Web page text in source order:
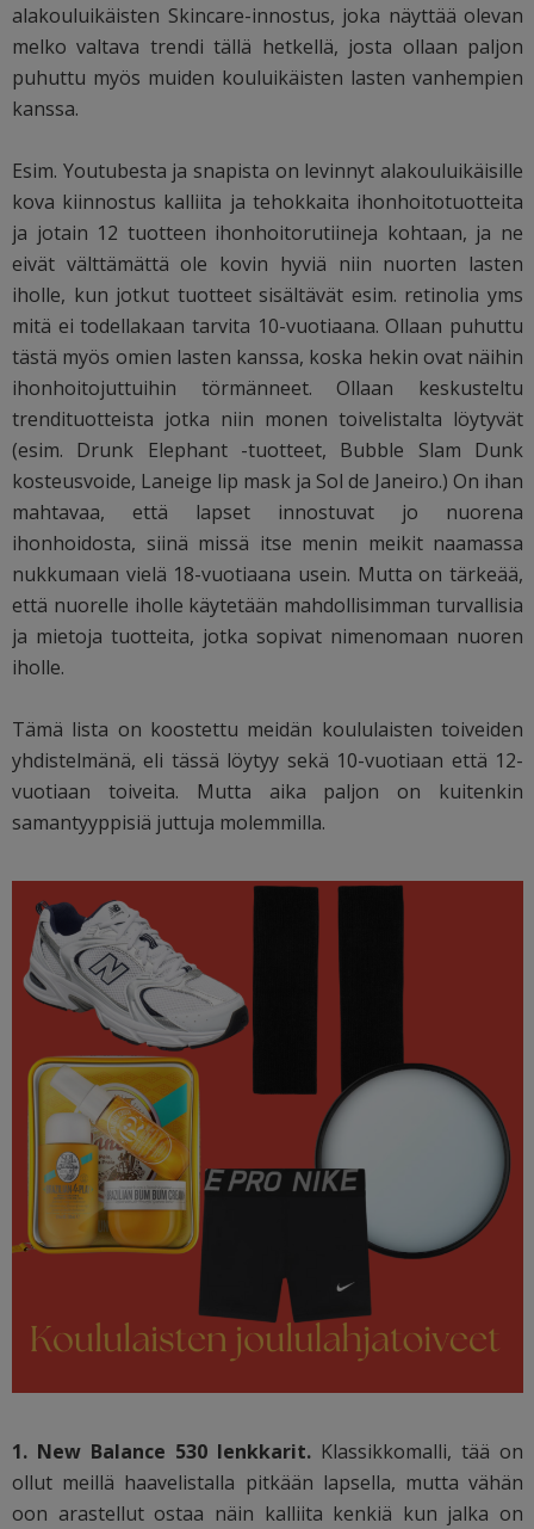
alakouluikäisten Skincare-innostus, joka näyttää olevan
melko valtava trendi tällä hetkellä, josta ollaan paljon
puhuttu myös muiden kouluikäisten lasten vanhempien
kanssa.
Esim. Youtubesta ja snapista on levinnyt alakouluikäisille
kova kiinnostus kalliita ja tehokkaita ihonhoitotuotteita
ja jotain 12 tuotteen ihonhoitorutiineja kohtaan, ja ne
eivät välttämättä ole kovin hyviä niin nuorten lasten
iholle, kun jotkut tuotteet sisältävät esim. retinolia yms
mitä ei todellakaan tarvita 10-vuotiaana. Ollaan puhuttu
tästä myös omien lasten kanssa, koska hekin ovat näihin
ihonhoitojuttuihin törmänneet. Ollaan keskusteltu
trendituotteista jotka niin monen toivelistalta löytyvät
(esim. Drunk Elephant -tuotteet, Bubble Slam Dunk
kosteusvoide, Laneige lip mask ja Sol de Janeiro.) On ihan
mahtavaa, että lapset innostuvat jo nuorena
ihonhoidosta, siinä missä itse menin meikit naamassa
nukkumaan vielä 18-vuotiaana usein. Mutta on tärkeää,
että nuorelle iholle käytetään mahdollisimman turvallisia
ja mietoja tuotteita, jotka sopivat nimenomaan nuoren
iholle.
Tämä lista on koostettu meidän koululaisten toiveiden
yhdistelmänä, eli tässä löytyy sekä 10-vuotiaan että 12-
vuotiaan toiveita. Mutta aika paljon on kuitenkin
samantyyppisiä juttuja molemmilla.
1. New Balance 530 lenkkarit. Klassikkomalli, tää on
ollut meillä haavelistalla pitkään lapsella, mutta vähän
oon arastellut ostaa näin kalliita kenkiä kun jalka on